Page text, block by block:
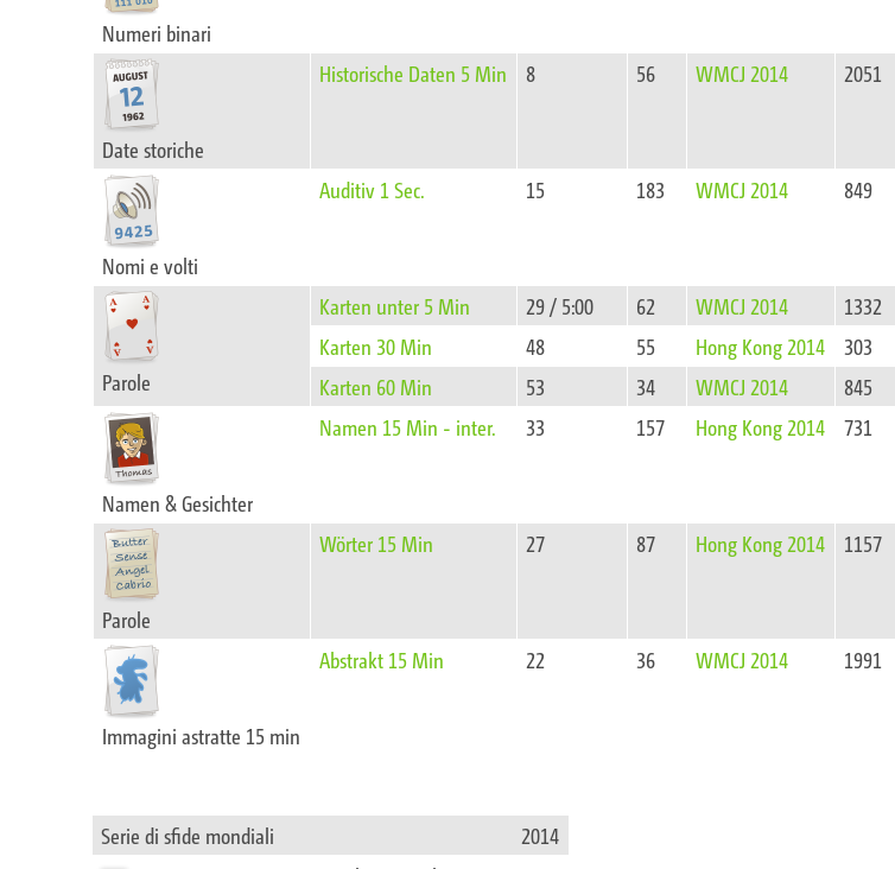
Numeri binari
Date storiche
Historische Daten 5 Min 8 56 WMCJ 2014 2051
Nomi e volti
Auditiv 1 Sec. 15 183 WMCJ 2014 849
Parole
Karten unter 5 Min 29 / 5:00 62 WMCJ 2014
1332
Karten 30 Min
48 55 Hong Kong 2014
303
Karten 60 Min
53 34 WMCJ 2014 845
Namen & Gesichter
Namen 15 Min - inter. 33 157 Hong Kong 2014 731
Parole
Wörter 15 Min 27 87 Hong Kong 2014 1157
Immagini astratte 15 min
Abstrakt 15 Min 22 36 WMCJ 2014 1991
Serie di sfide mondiali
2014